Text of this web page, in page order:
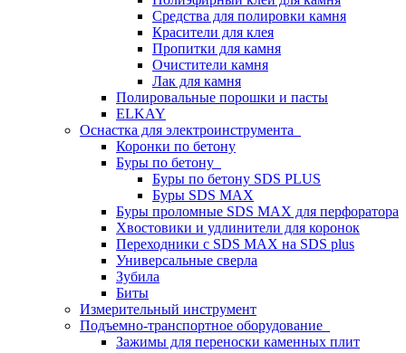
Средства для полировки камня
Красители для клея
Пропитки для камня
Очистители камня
Лак для камня
Полировальные порошки и пасты
ELKAY
Оснастка для электроинструмента
Коронки по бетону
Буры по бетону
Буры по бетону SDS PLUS
Буры SDS MAX
Буры проломные SDS MAX для перфоратора
Хвостовики и удлинители для коронок
Переходники с SDS MAX на SDS plus
Универсальные сверла
Зубила
Биты
Измерительный инструмент
Подъемно-транспортное оборудование
Зажимы для переноски каменных плит